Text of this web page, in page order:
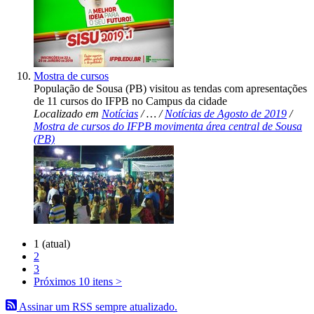
Mostra de cursos
População de Sousa (PB) visitou as tendas com apresentações
de 11 cursos do IFPB no Campus da cidade
Localizado em Notícias /…/Notícias de Agosto de 2019 /
Mostra de cursos do IFPB movimenta área central de Sousa
(PB)
1 (atual)
2
3
Próximos 10 itens >
Assinar um RSS sempre atualizado.